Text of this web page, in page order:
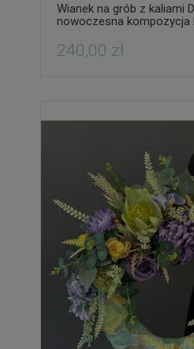
Wianek na grób z kaliami
nowoczesna kompozycja
240,00 zł